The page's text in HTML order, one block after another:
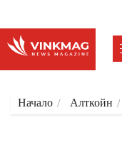
Начало Алткойн